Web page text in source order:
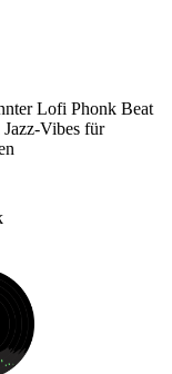
Lofi Phonk Beat
Jazz-Vibes für